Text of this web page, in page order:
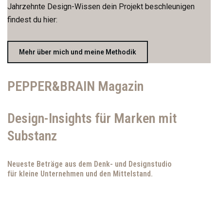
Jahrzehnte Design-Wissen dein Projekt beschleunigen
findest du hier:
Mehr über mich und meine Methodik
PEPPER&BRAIN Magazin
Design-Insights für Marken mit
Substanz
Neueste Beträge aus dem Denk- und Designstudio
für kleine Unternehmen und den Mittelstand.